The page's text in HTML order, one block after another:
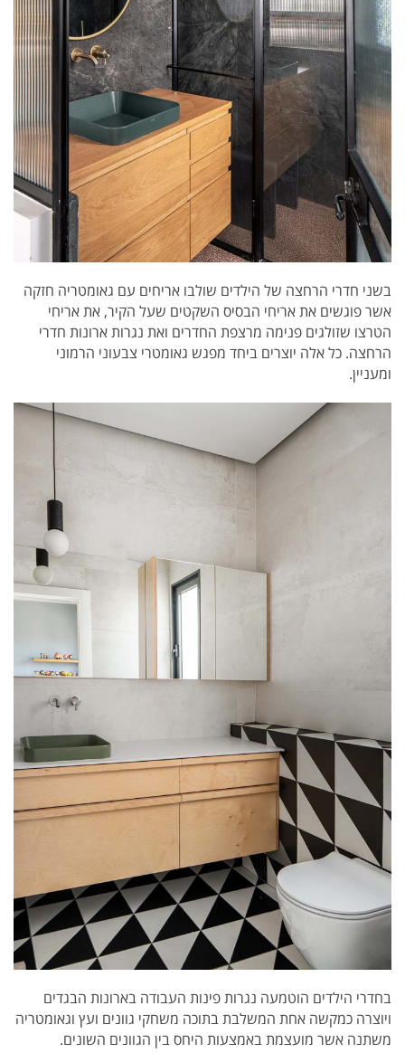
בשני חדרי הרחצה של הילדים שולבו אריחים עם גאומטריה חזקה
אשר פוגשים את אריחי הבסיס השקטים שעל הקיר, את אריחי
הטרצו שזולגים פנימה מרצפת החדרים ואת נגרות ארונות חדרי
הרחצה. כל אלה יוצרים ביחד מפגש גאומטרי צבעוני הרמוני
ומעניין.
בחדרי הילדים הוטמעה נגרות פינות העבודה בארונות הבגדים
ויוצרה כמקשה אחת המשלבת בתוכה משחקי גוונים ועץ וגאומטריה
משתנה אשר מועצמת באמצעות היחס בין הגוונים השונים.